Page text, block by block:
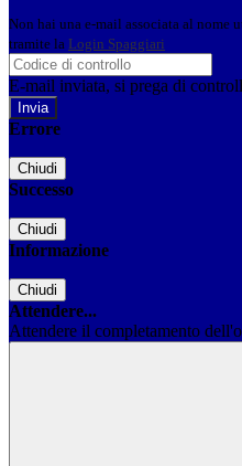
Non hai una e-mail associata al nome
tramite la Login Spaggiari
E-mail inviata, si prega di
Errore
Chiudi
Successo
Chiudi
Informazione
Chiudi
Attendere...
Attendere il completamento